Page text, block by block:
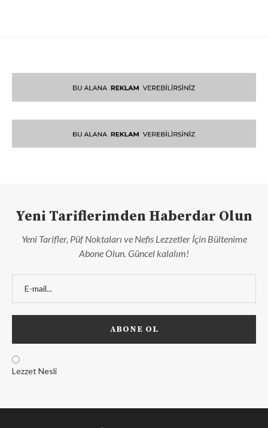
Yeni Tariflerimden Haberdar Olun
Yeni Tarifler, Püf Noktaları ve Nefis Lezzetler İçin Bültenime
Abone Olun. Güncel kalalım!
Lezzet Nesli